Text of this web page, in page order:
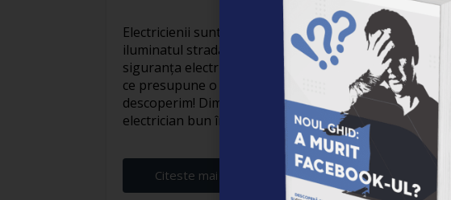
Electricienii sunt adevărați eroi invizibili ai vieții
iluminatul stradal care face orașele să strălucească
siguranța electrică din locuințe, activitatea lor este
ce presupune o zi obișnuită din viața unui electrician?
descoperim! Dimineața devreme: Pregătirea pentru zi
electrician bun începe devreme. Cu o ceașcă [...]
Citeste mai departe...